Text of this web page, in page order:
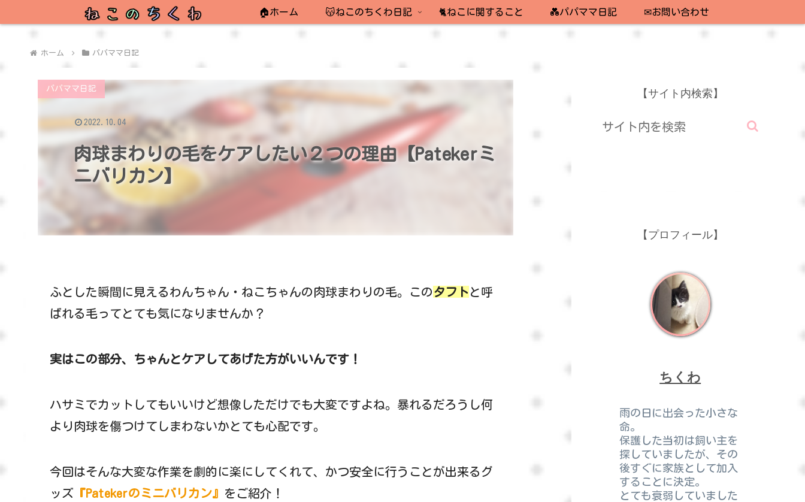
🏠ホーム 😽ねこのちくわ日記 🐈ねこに関すること 💑パパママ日記 ✉お問い合わせ
ホーム パパママ日記
肉球まわりの毛をケアしたい２つの理由【Patekerミ
ニバリカン】
パパママ日記
2022.10.04
ふとした瞬間に見えるわんちゃん・ねこちゃんの肉球まわりの毛。この タフト と呼
ばれる毛ってとても気になりませんか？
実はこの部分、ちゃんとケアしてあげた方がいいんです！
ハサミでカットしてもいいけど想像しただけでも大変ですよね。暴れるだろうし何
より肉球を傷つけてしまわないかとても心配です。
今回はそんな大変な作業を劇的に楽にしてくれて、かつ安全に行うことが出来るグ
ッズ 『Patekerのミニバリカン』 をご紹介！
【サイト内検索】
【プロフィール】
ちくわ
雨の日に出会った小さな
命。
保護した当初は飼い主を
探していましたが、その
後すぐに家族として加入
することに決定。
とても衰弱していました